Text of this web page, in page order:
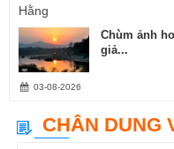
Chùm ảnh
giả...
03-08-2026
CHÂN DUNG